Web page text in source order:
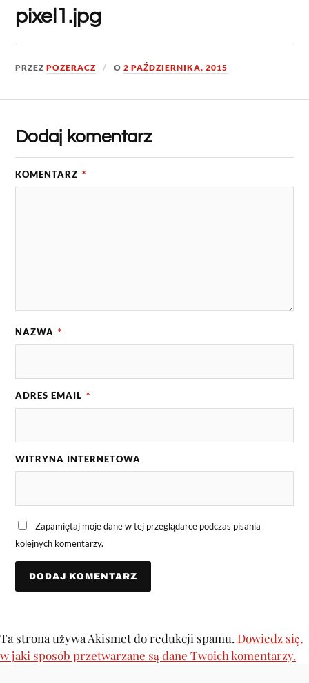
pixel1.jpg
PRZEZPOZERACZ O2 PAŹDZIERNIKA, 2015
Dodaj komentarz
KOMENTARZ *
NAZWA *
ADRES EMAIL *
WITRYNA INTERNETOWA
Zapamiętaj moje dane w tej przeglądarce podczas pisania
kolejnych komentarzy.
Ta strona używa Akismet do redukcji spamu. Dowiedz się,
w jaki sposób przetwarzane są dane Twoich komentarzy.